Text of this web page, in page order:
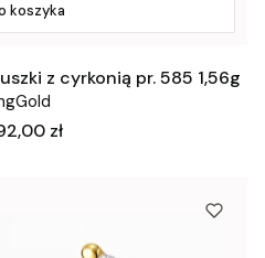
koszyka
z cyrkonią pr. 585 1,56g
zł